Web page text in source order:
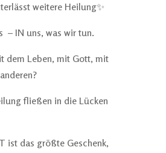
weitere Heilung✨
– IN uns, was wir tun.
dem Leben, mit Gott, mit
fließen in die Lücken
ist das größte Geschenk,